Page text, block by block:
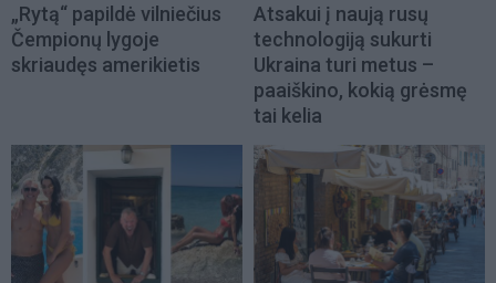
„Rytą“ papildė vilniečius
Čempionų lygoje
skriaudęs amerikietis
Atsakui į naują rusų
technologiją sukurti
Ukraina turi metus –
paaiškino, kokią grėsmę
tai kelia